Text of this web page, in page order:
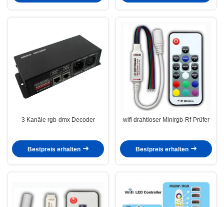
3 Kanäle rgb-dmx Decoder
Bestpreis erhalten
wifi drahtloser Minirgb-Rf-Prüfer
Bestpreis erhalten